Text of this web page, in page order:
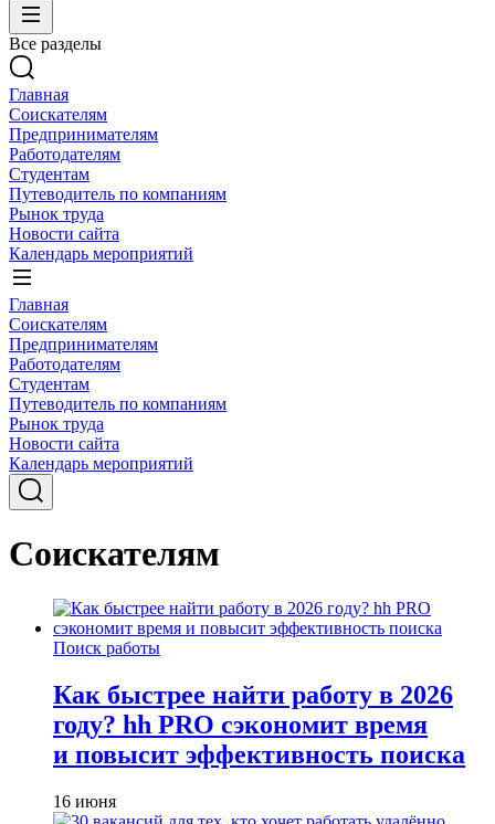
Все разделы
Главная
Соискателям
Предпринимателям
Работодателям
Студентам
Путеводитель по компаниям
Рынок труда
Новости сайта
Календарь мероприятий
Главная
Соискателям
Предпринимателям
Работодателям
Студентам
Путеводитель по компаниям
Рынок труда
Новости сайта
Календарь мероприятий
Соискателям
Поиск работы
Как быстрее найти работу в 2026
году? hh PRO сэкономит время
и повысит эффективность поиска
16 июня